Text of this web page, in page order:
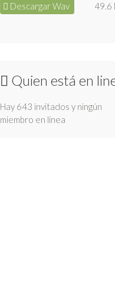
Descargar Wav 49.6
Quien está en
Hay 643 invitados y ningún
miembro en línea